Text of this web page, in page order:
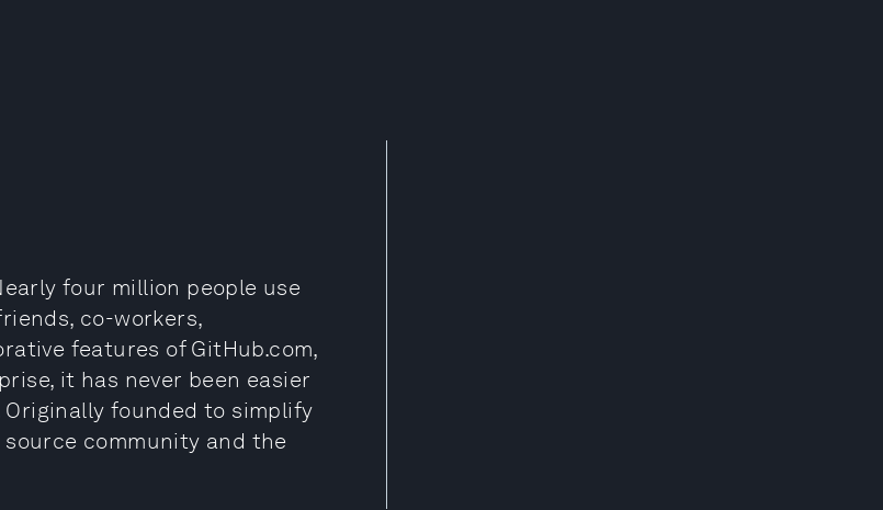
four million people use
co-workers,
features of GitHub.com,
it has never been easier
founded to simplify
community and the